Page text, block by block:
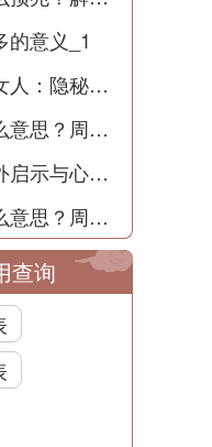
的意义_1
解梦穿着厚衣服的女人：隐秘的心灵信号
梦到恐龙成群是什么意思？周公解梦揭秘
梦见买错东西：意外启示与心理解读
梦到很多战舰是什么意思？周公解梦
查询